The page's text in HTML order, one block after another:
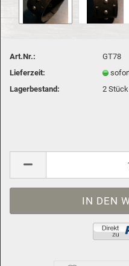
Art.Nr.:
GT78
Lieferzeit:
Lagerbestand: 2 Stück